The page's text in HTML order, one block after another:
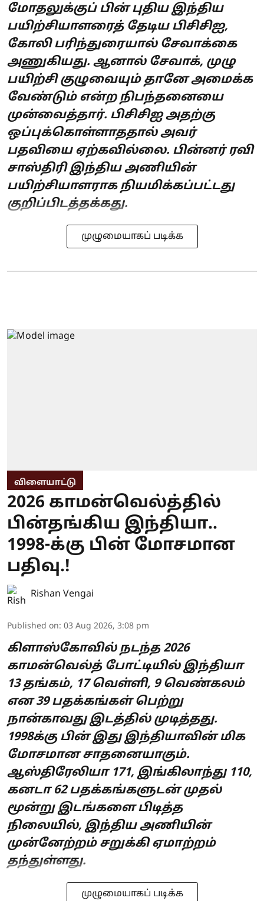
மோதலுக்குப் பின் புதிய இந்திய
பயிற்சியாளரைத் தேடிய பிசிசிஐ,
கோலி பரிந்துரையால் சேவாக்கை
அணுகியது. ஆனால் சேவாக், முழு
பயிற்சி குழுவையும் தானே அமைக்க
வேண்டும் என்ற நிபந்தனையை
முன்வைத்தார். பிசிசிஐ அதற்கு
ஒப்புக்கொள்ளாததால் அவர்
பதவியை ஏற்கவில்லை. பின்னர் ரவி
சாஸ்திரி இந்திய அணியின்
பயிற்சியாளராக நியமிக்கப்பட்டது
குறிப்பிடத்தக்கது.
முழுமையாகப் படிக்க
விளையாட்டு
2026 காமன்வெல்த்தில்
பின்தங்கிய இந்தியா..
1998-க்கு பின் மோசமான
பதிவு.!
Rishan Vengai
Published on: 03 Aug 2026, 3:08 pm
கிளாஸ்கோவில் நடந்த 2026
காமன்வெல்த் போட்டியில் இந்தியா
13 தங்கம், 17 வெள்ளி, 9 வெண்கலம்
என 39 பதக்கங்கள் பெற்று
நான்காவது இடத்தில் முடித்தது.
1998க்கு பின் இது இந்தியாவின் மிக
மோசமான சாதனையாகும்.
ஆஸ்திரேலியா 171, இங்கிலாந்து 110,
கனடா 62 பதக்கங்களுடன் முதல்
மூன்று இடங்களை பிடித்த
நிலையில், இந்திய அணியின்
முன்னேற்றம் சறுக்கி ஏமாற்றம்
தந்துள்ளது.
முழுமையாகப் படிக்க